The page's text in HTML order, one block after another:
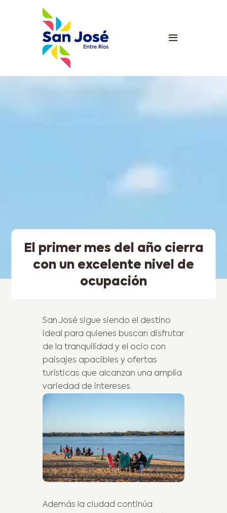
El primer mes del año cierra
con un excelente nivel de
ocupación
San José sigue siendo el destino
ideal para quienes buscan disfrutar
de la tranquilidad y el ocio con
paisajes apacibles y ofertas
turísticas que alcanzan una amplia
variedad de intereses.
Además la ciudad continúa